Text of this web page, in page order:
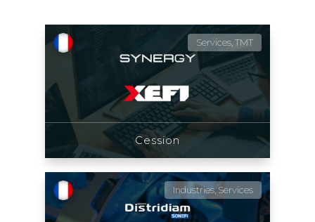
Services, TMT
Cession
Industries, Services